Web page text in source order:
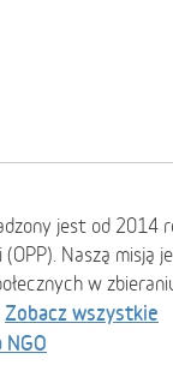
jest od 2014
Naszą misją
w
Zobacz wszystkie